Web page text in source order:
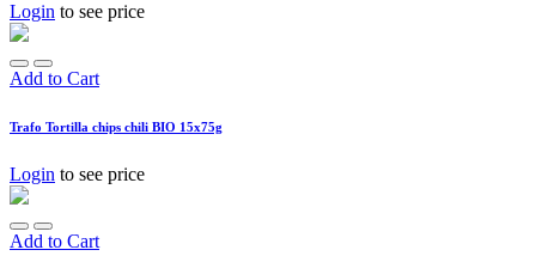
Login to see price
Add to Cart
Trafo Tortilla chips chili BIO 15x75g
Login to see price
Add to Cart